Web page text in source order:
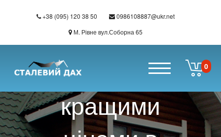
+38 (095) 120 38 50
0986108887@ukr.net
М. Рівне вул.Соборна 65
0
Покрівельні
матеріали за
кращими